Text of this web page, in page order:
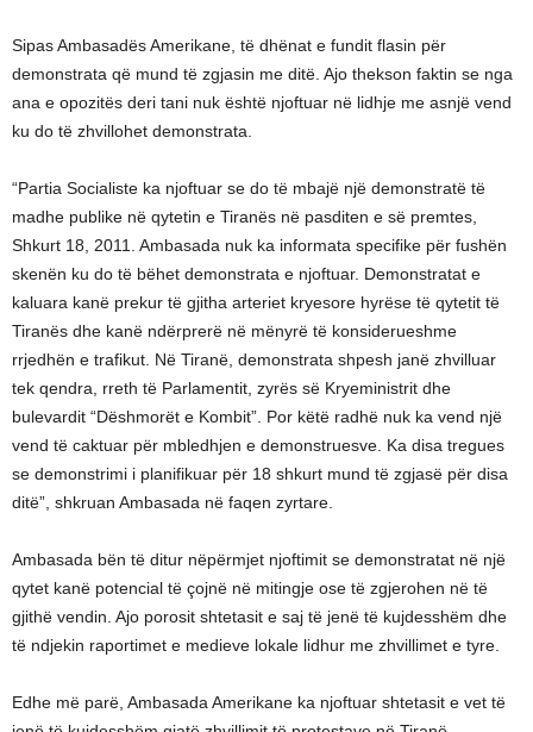
Sipas Ambasadës Amerikane, të dhënat e fundit flasin për
demonstrata që mund të zgjasin me ditë. Ajo thekson faktin se nga
ana e opozitës deri tani nuk është njoftuar në lidhje me asnjë vend
ku do të zhvillohet demonstrata.
“Partia Socialiste ka njoftuar se do të mbajë një demonstratë të
madhe publike në qytetin e Tiranës në pasditen e së premtes,
Shkurt 18, 2011. Ambasada nuk ka informata specifike për fushën
skenën ku do të bëhet demonstrata e njoftuar. Demonstratat e
kaluara kanë prekur të gjitha arteriet kryesore hyrëse të qytetit të
Tiranës dhe kanë ndërprerë në mënyrë të konsiderueshme
rrjedhën e trafikut. Në Tiranë, demonstrata shpesh janë zhvilluar
tek qendra, rreth të Parlamentit, zyrës së Kryeministrit dhe
bulevardit “Dëshmorët e Kombit”. Por këtë radhë nuk ka vend një
vend të caktuar për mbledhjen e demonstruesve. Ka disa tregues
se demonstrimi i planifikuar për 18 shkurt mund të zgjasë për disa
ditë”, shkruan Ambasada në faqen zyrtare.
Ambasada bën të ditur nëpërmjet njoftimit se demonstratat në një
qytet kanë potencial të çojnë në mitingje ose të zgjerohen në të
gjithë vendin. Ajo porosit shtetasit e saj të jenë të kujdesshëm dhe
të ndjekin raportimet e medieve lokale lidhur me zhvillimet e tyre.
Edhe më parë, Ambasada Amerikane ka njoftuar shtetasit e vet të